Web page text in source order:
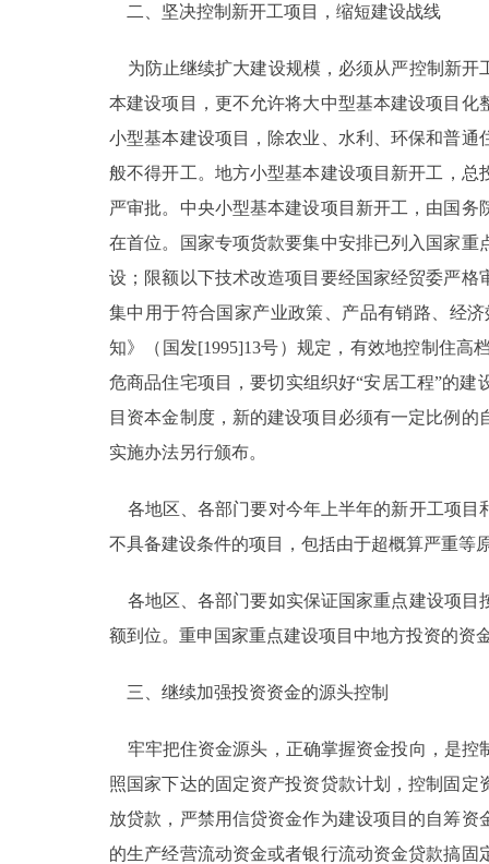
二、坚决控制新开工项目，缩短建设战线
为防止继续扩大建设规模，必须从严控制新开
本建设项目，更不允许将大中型基本建设项目
小型基本建设项目，除农业、水利、环保和普
般不得开工。地方小型基本建设项目新开工，总
严审批。中央小型基本建设项目新开工，由国
在首位。国家专项货款要集中安排已列入国家
设；限额以下技术改造项目要经国家经贸委严
集中用于符合国家产业政策、产品有销路、经
知》（国发[1995]13号）规定，有效地控制住
危商品住宅项目，要切实组织好“安居工程”的
目资本金制度，新的建设项目必须有一定比例
实施办法另行颁布。
各地区、各部门要对今年上半年的新开工项目
不具备建设条件的项目，包括由于超概算严重等
各地区、各部门要如实保证国家重点建设项目
额到位。重申国家重点建设项目中地方投资的资
三、继续加强投资资金的源头控制
牢牢把住资金源头，正确掌握资金投向，是控
照国家下达的固定资产投资贷款计划，控制固
放贷款，严禁用信贷资金作为建设项目的自筹
的生产经营流动资金或者银行流动资金贷款搞